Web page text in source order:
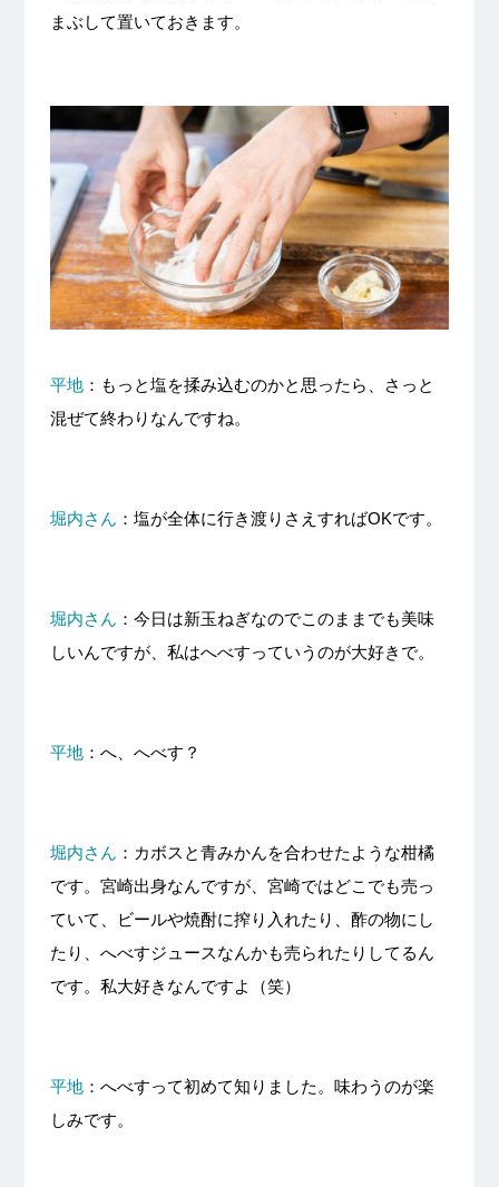
まぶして置いておきます。
平地：もっと塩を揉み込むのかと思ったら、さっと
混ぜて終わりなんですね。
堀内さん ：塩が全体に行き渡りさえすればOKです。
堀内さん ：今日は新玉ねぎなのでこのままでも美味
しいんですが、私はへべすっていうのが大好きで。
平地：へ、へべす？
堀内さん ：カボスと青みかんを合わせたような柑橘
です。宮崎出身なんですが、宮崎ではどこでも売っ
ていて、ビールや焼酎に搾り入れたり、酢の物にし
たり、へべすジュースなんかも売られたりしてるん
です。私大好きなんですよ（笑）
平地：へべすって初めて知りました。味わうのが楽
しみです。